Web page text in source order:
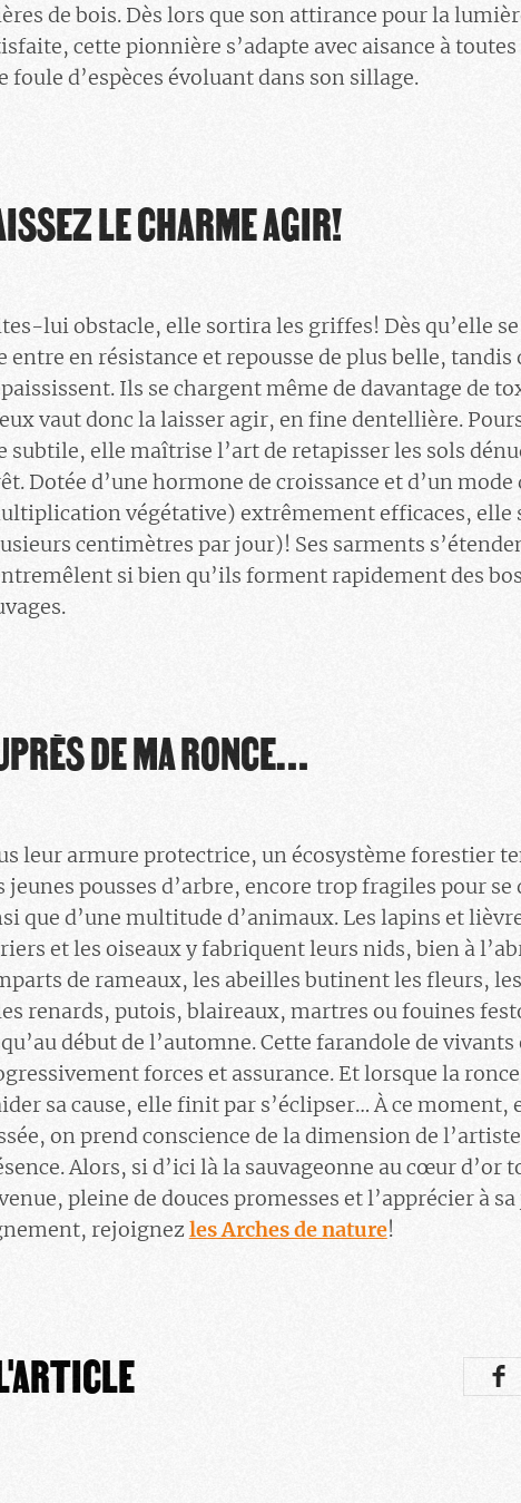
de bois. Dès lors que son attirance pour la
cette pionnière s’adapte avec aisance à
foule d’espèces évoluant dans son sillage.
LE CHARME AGIR!
lui obstacle, elle sortira les griffes! Dès qu’elle
entre en résistance et repousse de plus belle,
Ils se chargent même de davantage de
vaut donc la laisser agir, en fine dentellière.
subtile, elle maîtrise l’art de retapisser les sols
Dotée d’une hormone de croissance et d’un
végétative) extrêmement efficaces, elle
centimètres par jour)! Ses sarments
si bien qu’ils forment rapidement des
DE MA RONCE…
leur armure protectrice, un écosystème forestier
jeunes pousses d’arbre, encore trop fragiles pour
que d’une multitude d’animaux. Les lapins et
et les oiseaux y fabriquent leurs nids, bien à
de rameaux, les abeilles butinent les fleurs,
renards, putois, blaireaux, martres ou fouines
début de l’automne. Cette farandole de
forces et assurance. Et lorsque la
sa cause, elle finit par s’éclipser… À ce
on prend conscience de la dimension de
Alors, si d’ici là la sauvageonne au cœur d’or
pleine de douces promesses et l’apprécier à
rejoignezles Arches de nature!